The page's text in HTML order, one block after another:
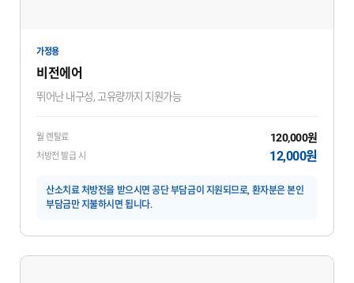
가정용
비전에어
뛰어난 내구성, 고유량까지 지원가능
월 렌탈료 120,000원
처방전 발급 시 12,000원
산소치료 처방전을 받으시면 공단 부담금이 지원되므로, 환자분은 본인
부담금만 지불하시면 됩니다.